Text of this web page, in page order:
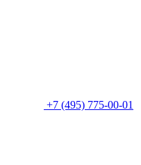
+7 (495) 775-00-01